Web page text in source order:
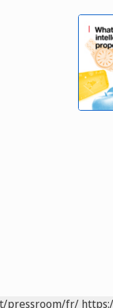
pressroom/fr/